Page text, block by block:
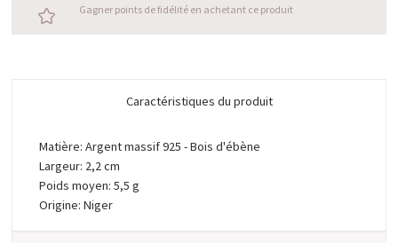
Gagner points de fidélité en achetant ce produit
Caractéristiques du produit
Matière: Argent massif 925 - Bois d'ébène
Largeur: 2,2 cm
Poids moyen: 5,5 g
Origine: Niger